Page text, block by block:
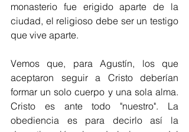
monasterio fue erigido aparte de la
ciudad, el religioso debe ser un testigo
que vive aparte.
Vemos que, para Agustín, los que
aceptaron seguir a Cristo deberían
formar un solo cuerpo y una sola alma.
Cristo es ante todo "nuestro". La
obediencia es para decirlo así la